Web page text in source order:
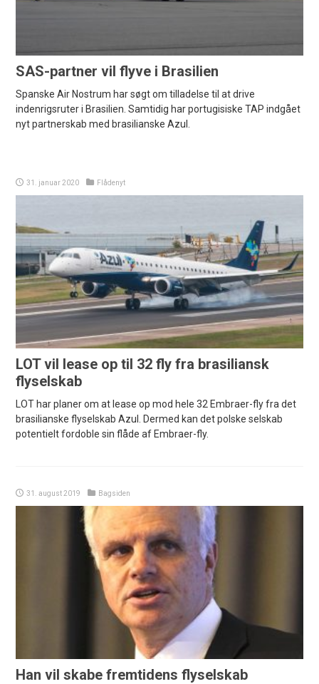
SAS-partner vil flyve i Brasilien
Spanske Air Nostrum har søgt om tilladelse til at drive
indenrigsruter i Brasilien. Samtidig har portugisiske TAP indgået
nyt partnerskab med brasilianske Azul.
31. januar 2020 Flådenyt
LOT vil lease op til 32 fly fra brasiliansk
flyselskab
LOT har planer om at lease op mod hele 32 Embraer-fly fra det
brasilianske flyselskab Azul. Dermed kan det polske selskab
potentielt fordoble sin flåde af Embraer-fly.
31. august 2019 Bagsiden
Han vil skabe fremtidens flyselskab